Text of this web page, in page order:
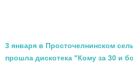
3 января в Просточелнинском
прошла дискотека "Кому за 30 и